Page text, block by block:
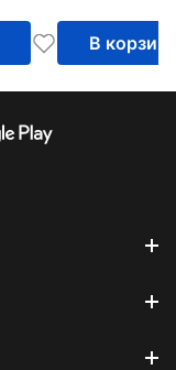
В корзину